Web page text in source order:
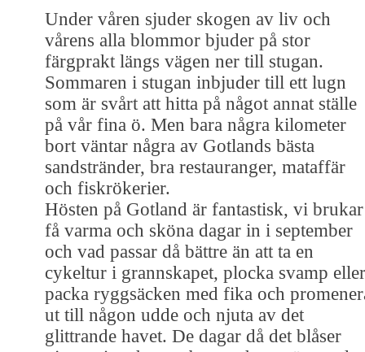
Under våren sjuder skogen av liv och
vårens alla blommor bjuder på stor
färgprakt längs vägen ner till stugan.
Sommaren i stugan inbjuder till ett lugn
som är svårt att hitta på något annat ställe
på vår fina ö. Men bara några kilometer
bort väntar några av Gotlands bästa
sandstränder, bra restauranger, mataffär
och fiskrökerier.
Hösten på Gotland är fantastisk, vi brukar
få varma och sköna dagar in i september
och vad passar då bättre än att ta en
cykeltur i grannskapet, plocka svamp eller
packa ryggsäcken med fika och
ut till någon udde och njuta av det
glittrande havet. De dagar då det blåser